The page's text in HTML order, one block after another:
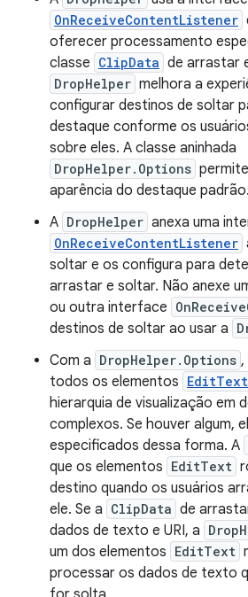
OnReceiveContentListener
oferecer processamento
classe ClipData de arrastar
DropHelper melhora a
configurar destinos de soltar
destaque conforme os
sobre eles. A classe aninhada
DropHelper.Options
aparência do destaque padrão.
A DropHelper anexa uma
OnReceiveContentListener
soltar e os configura para
arrastar e soltar. Não anexe
ou outra interface
destinos de soltar ao usar a
Com a DropHelper.Options ,
todos os elementos EditText
hierarquia de visualização em
complexos. Se houver algum,
especificados dessa forma. A
que os elementos EditText
destino quando os usuários
ele. Se a ClipData de
dados de texto e URI, a
um dos elementos EditText
processar os dados de texto